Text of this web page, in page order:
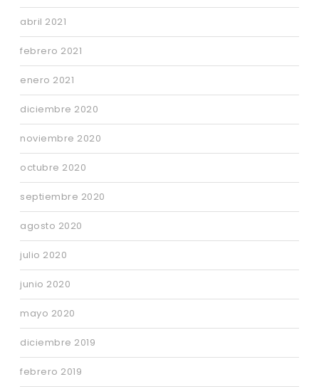
abril 2021
febrero 2021
enero 2021
diciembre 2020
noviembre 2020
octubre 2020
septiembre 2020
agosto 2020
julio 2020
junio 2020
mayo 2020
diciembre 2019
febrero 2019